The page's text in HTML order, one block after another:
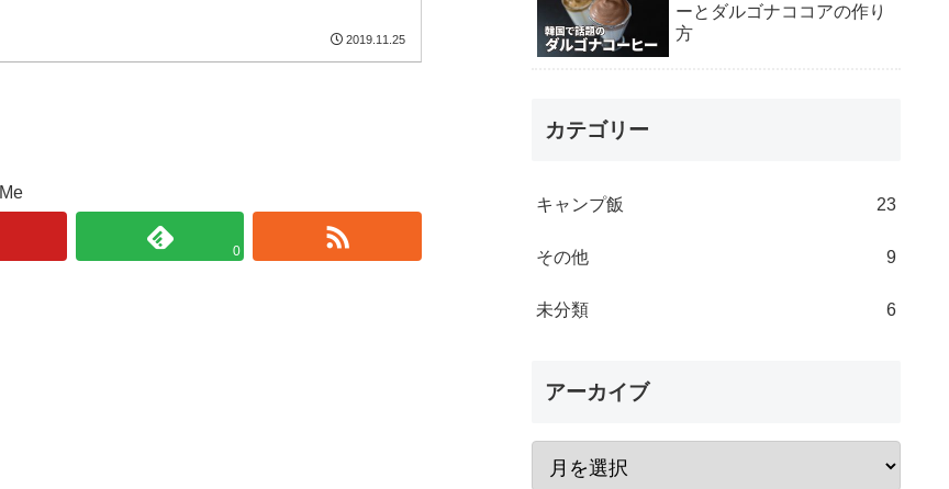
2019.11.25
0
ーとダルゴナココアの作り
方
カテゴリー
キャンプ飯 23
その他 9
未分類 6
アーカイブ